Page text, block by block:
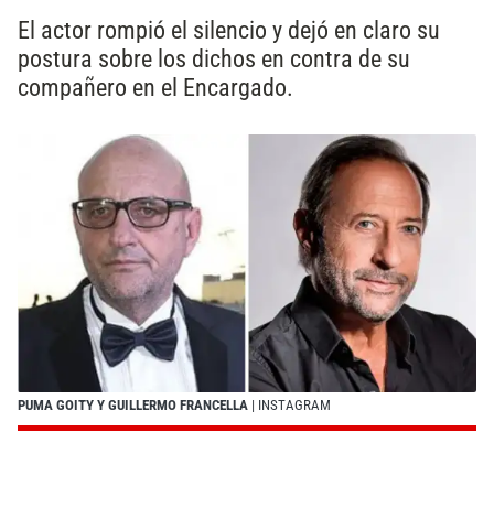
El actor rompió el silencio y dejó en claro su
postura sobre los dichos en contra de su
compañero en el Encargado.
PUMA GOITY Y GUILLERMO FRANCELLA | INSTAGRAM